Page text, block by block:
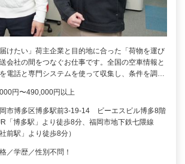
届けたい」荷主企業と目的地に合った「荷物を運び
会社の間をつなぐお仕事です。全国の空車情報と
電話と専門システムを使って収集し、条件を調…
円〜490,000円以上
市博多区博多駅前3-19-14 ビーエスビル博多8階
「博多駅」より徒歩8分、福岡市地下鉄七隈線
前駅」より徒歩8分）
／学歴／性別不問！